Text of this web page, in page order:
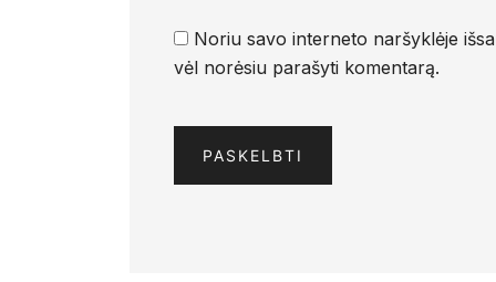
Noriu savo interneto naršyklėje
vėl norėsiu parašyti komentarą.